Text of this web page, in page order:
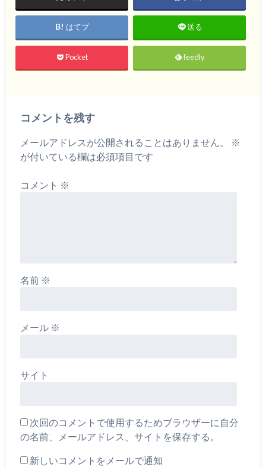
はてブ 送る
Pocket feedly
コメントを残す
メールアドレスが公開されることはありません。
※
が付いている欄は必須項目です
コメント ※
名前 ※
メール ※
サイト
次回のコメントで使用するためブラウザーに自分
の名前、メールアドレス、サイトを保存する。
新しいコメントをメールで通知